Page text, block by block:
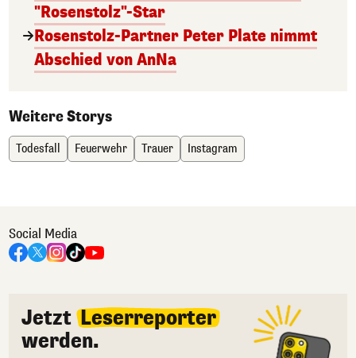
"Rosenstolz"-Star
Rosenstolz-Partner Peter Plate nimmt
Abschied von AnNa
Weitere Storys
Todesfall Feuerwehr Trauer Instagram
Social Media
Jetzt Leserreporter
werden.